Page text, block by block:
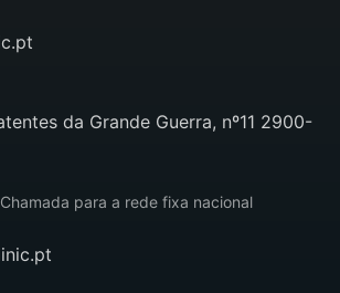
da Grande Guerra, nº11 2900-
Chamada para a rede fixa nacional